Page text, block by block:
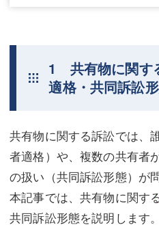
不動産登記
商業登記
債務整理
マスコミ取材・実績
アクセス
商業登記
調査・書面作成
マスコミ取材・実績
アクセス
東京事務所 (新宿・四谷)
1 共有物に関す
適格・共同訴訟
共有物に関する訴訟では、
者適格）や、複数の共有者
の扱い（共同訴訟形態）が
本記事では、共有物に関す
共同訴訟形態を説明します。